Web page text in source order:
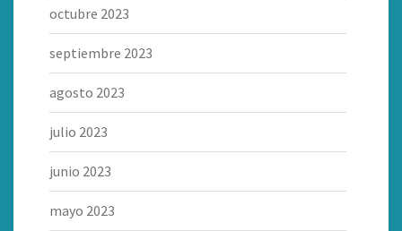
octubre 2023
septiembre 2023
agosto 2023
julio 2023
junio 2023
mayo 2023